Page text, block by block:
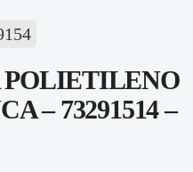
– 73291514 –